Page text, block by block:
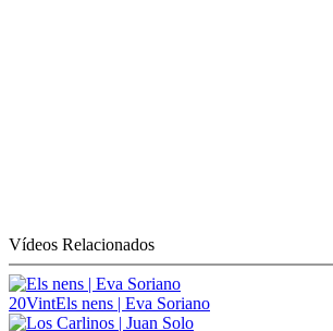
Vídeos Relacionados
20VintEls nens | Eva Soriano